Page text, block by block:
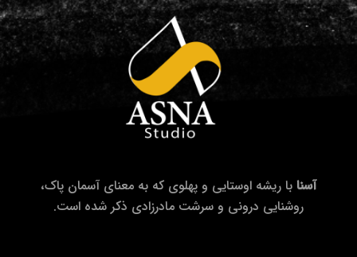
آسنا با ریشه اوستایی و پهلوی که به معنای آسمان پاک،
روشنایی درونی و سرشت مادرزادی ذکر شده است.